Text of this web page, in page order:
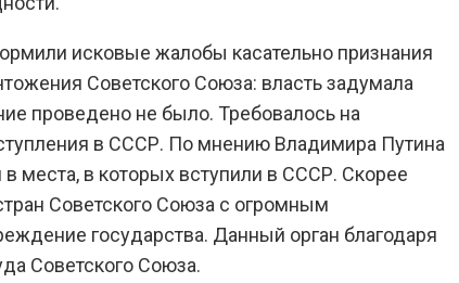
исковые жалобы касательно признания
Советского Союза: власть задумала
проведено не было. Требовалось на
в СССР. По мнению Владимира Путина
места, в которых вступили в СССР. Скорее
Советского Союза с огромным
государства. Данный орган благодаря
Советского Союза.